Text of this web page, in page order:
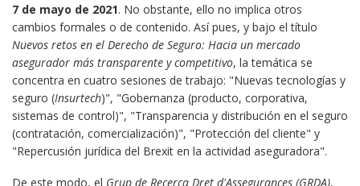
7 de mayo de 2021. No obstante, ello no implica otros
cambios formales o de contenido. Así pues, y bajo el título
Nuevos retos en el Derecho de Seguro: Hacia un mercado
asegurador más transparente y competitivo, la temática se
concentra en cuatro sesiones de trabajo: "Nuevas tecnologías y
seguro (Insurtech)", "Gobernanza (producto, corporativa,
sistemas de control)", "Transparencia y distribución en el seguro
(contratación, comercialización)", "Protección del cliente" y
"Repercusión jurídica del Brexit en la actividad aseguradora".
De este modo, el Grup de Recerca Dret d'Assegurances (GRDA),